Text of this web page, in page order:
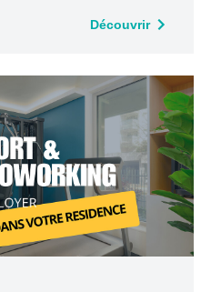
arrondissement de Paris.
Découvrir